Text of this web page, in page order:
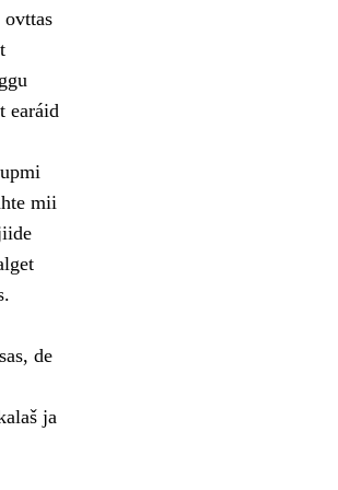
ovttas
earáid
mii
de
ja